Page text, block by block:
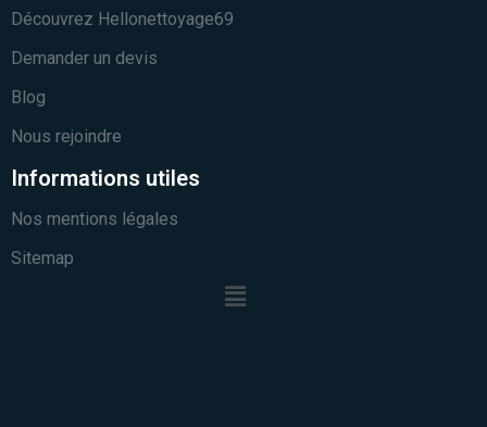
Découvrez Hellonettoyage69
Demander un devis
Blog
Nous rejoindre
Informations utiles
Nos mentions légales
Sitemap